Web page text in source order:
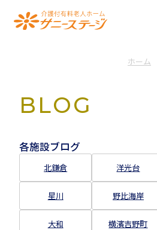
介護付有料老人ホー
ホーム
BLOG
各施設ブログ
北鎌倉 洋光台
星川 野比海岸
大和 横濱吉野町